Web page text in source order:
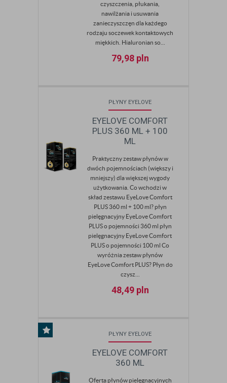
czyszczenia, płukania,
nawilżania i usuwania
zanieczyszczęn dla każdego
rodzaju soczewek kontaktowych
miękkich. Hialuronian so...
79,98 pln
PŁYNY EYELOVE
EYELOVE COMFORT
PLUS 360 ML + 100
ML
Praktyczny zestaw płynów w
dwóch pojemnościach (większy i
mniejszy) dla większej wygody
użytkowania. Co wchodzi w
skład zestawu EyeLove Comfort
PLUS 360 ml + 100 ml? płyn
pielęgnacyjny EyeLove Comfort
PLUS o pojemności 360 ml płyn
pielęgnacyjny EyeLove Comfort
PLUS o pojemności 100 ml Co
wyróżnia zestaw płynów
EyeLove Comfort PLUS? Płyn do
czysz...
48,49 pln
PŁYNY EYELOVE
EYELOVE COMFORT
360 ML
Oferta płynów pielęgnacyjnych